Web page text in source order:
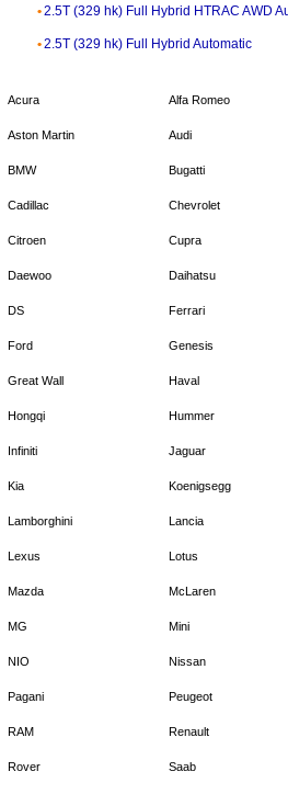
2.5T (329 hk) Full Hybrid HTRAC AWD
2.5T (329 hk) Full Hybrid Automatic
Acura Alfa Romeo
Aston Martin Audi
BMW Bugatti
Cadillac Chevrolet
Citroen Cupra
Daewoo Daihatsu
DS Ferrari
Ford Genesis
Great Wall Haval
Hongqi Hummer
Infiniti Jaguar
Kia Koenigsegg
Lamborghini Lancia
Lexus Lotus
Mazda McLaren
MG Mini
NIO Nissan
Pagani Peugeot
RAM Renault
Rover Saab